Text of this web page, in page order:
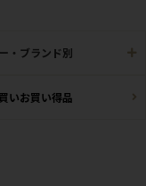
・ブランド別
いお買い得品